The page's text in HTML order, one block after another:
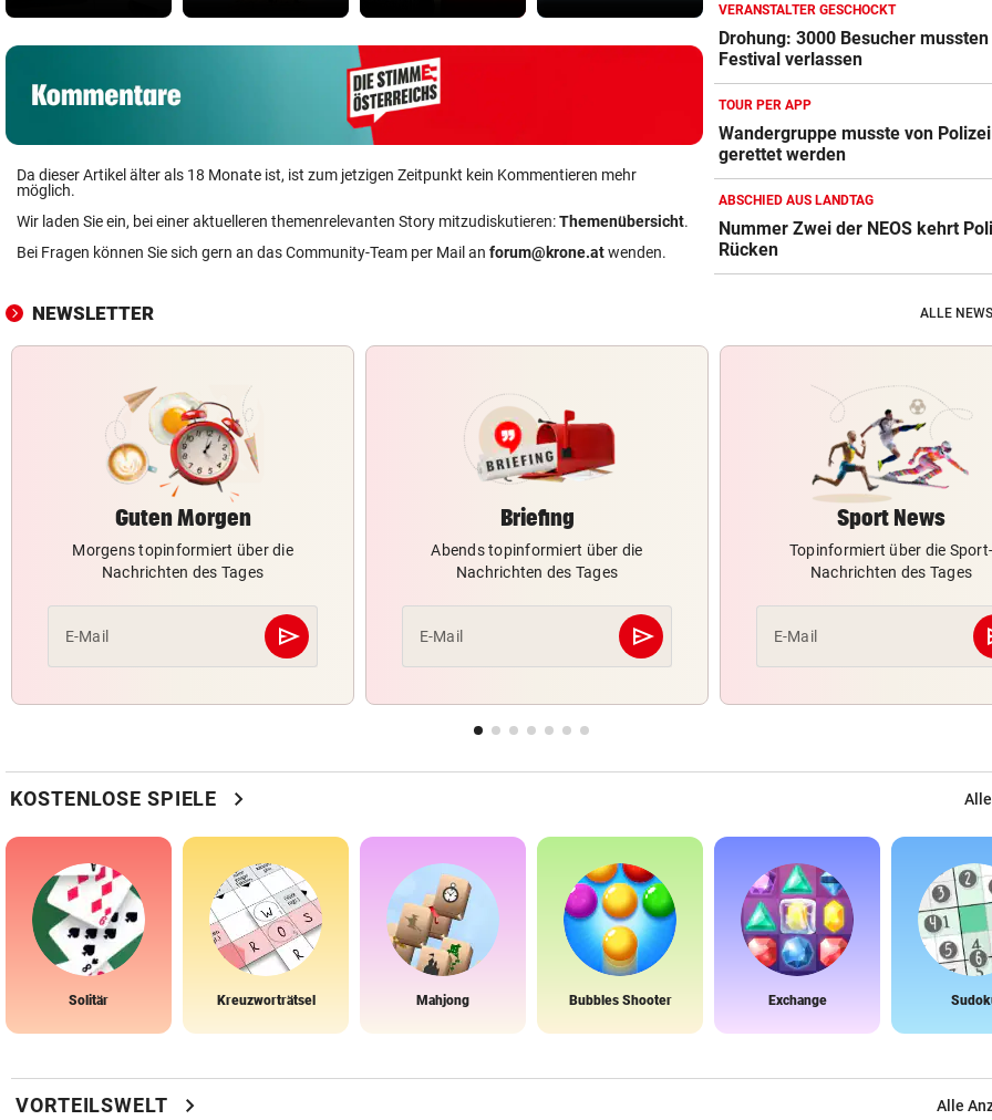
Da dieser Artikel älter als 18 Monate ist, ist zum jetzigen Zeitpunkt kein Kommentieren mehr
möglich.
Wir laden Sie ein, bei einer aktuelleren themenrelevanten Story mitzudiskutieren:Themenübersicht.
Bei Fragen können Sie sich gern an das Community-Team per Mail an forum@krone.atwenden.
VERANSTALTER GESCHOCKT
Drohung: 3000 Besucher mussten
Festival verlassen
TOUR PER APP
Wandergruppe musste von Polizei
gerettet werden
ABSCHIED AUS LANDTAG
Nummer Zwei der NEOS kehrt
Rücken
NEWSLETTER ALLE
Guten Morgen
Morgens topinformiert über die
Nachrichten des Tages
E-Mail send
Abschicken
Briefing
Abends topinformiert über die
Nachrichten des Tages
E-Mail send
Abschicken
Sport News
Topinformiert über die Sport-
Nachrichten des Tages
E-Mail
KOSTENLOSE SPIELE chevron_right
Solitär Kreuzworträtsel Mahjong Bubbles Shooter Exchange
VORTEILSWELT chevron_right Alle